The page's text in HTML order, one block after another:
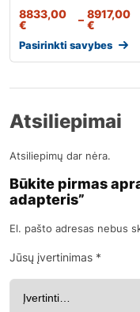
8833,00
€
– 8917,00
€
Pasirinkti savybes
Atsiliepimai
Atsiliepimų dar nėra.
Būkite pirmas
adapteris”
El. pašto adresas nebus
Jūsų įvertinimas *